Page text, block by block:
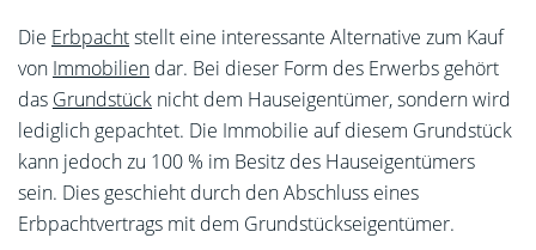
Die Erbpachtstellt eine interessante Alternative zum Kauf
von Immobilien dar. Bei dieser Form des Erwerbs gehört
das Grundstück nicht dem Hauseigentümer, sondern wird
lediglich gepachtet. Die Immobilie auf diesem Grundstück
kann jedoch zu 100 % im Besitz des Hauseigentümers
sein. Dies geschieht durch den Abschluss eines
Erbpachtvertrags mit dem Grundstückseigentümer.